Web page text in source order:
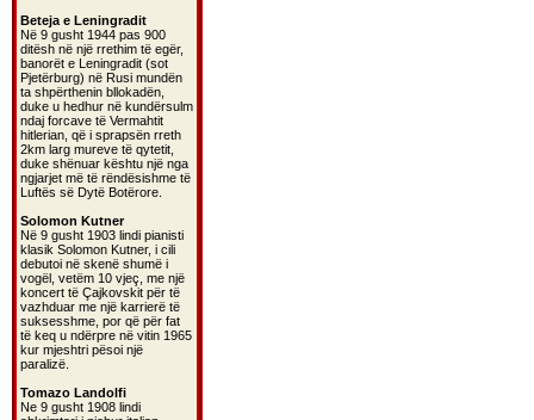
Beteja e Leningradit
Në 9 gusht 1944 pas 900
ditësh në një rrethim të egër,
banorët e Leningradit (sot
Pjetërburg) në Rusi mundën
ta shpërthenin bllokadën,
duke u hedhur në kundërsulm
ndaj forcave të Vermahtit
hitlerian, që i sprapsën rreth
2km larg mureve të qytetit,
duke shënuar kështu një nga
ngjarjet më të rëndësishme të
Luftës së Dytë Botërore.
Solomon Kutner
Në 9 gusht 1903 lindi pianisti
klasik Solomon Kutner, i cili
debutoi në skenë shumë i
vogël, vetëm 10 vjeç, me një
koncert të Çajkovskit për të
vazhduar me një karrierë të
suksesshme, por që për fat
të keq u ndërpre në vitin 1965
kur mjeshtri pësoi një
paralizë.
Tomazo Landolfi
Ne 9 gusht 1908 lindi